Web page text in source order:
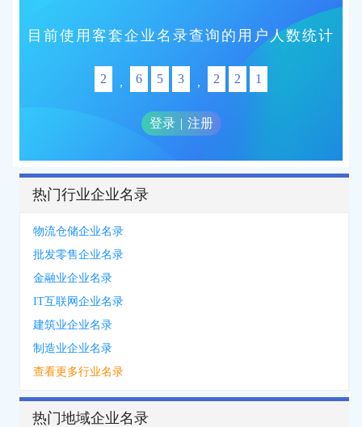
目前使用客套企业名录查询的用户人数统计
2 , 6 5 3 , 2 2 1
登录 | 注册
热门行业企业名录
物流仓储企业名录
批发零售企业名录
金融业企业名录
IT互联网企业名录
建筑业企业名录
制造业企业名录
查看更多行业名录
热门地域企业名录